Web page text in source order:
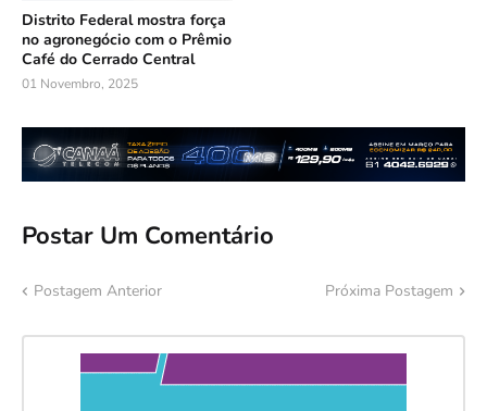
Distrito Federal mostra força
no agronegócio com o Prêmio
Café do Cerrado Central
01 Novembro, 2025
Postar Um Comentário
Postagem Anterior Próxima Postagem